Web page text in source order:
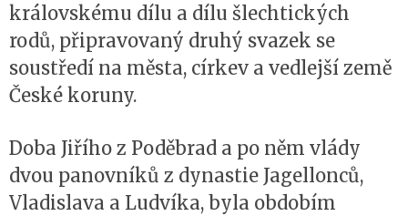
královskému dílu a dílu šlechtických
rodů, připravovaný druhý svazek se
soustředí na města, církev a vedlejší země
České koruny.
Doba Jiřího z Poděbrad a po něm vlády
dvou panovníků z dynastie Jagellonců,
Vladislava a Ludvíka, byla obdobím